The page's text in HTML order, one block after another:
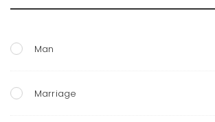
Man
Marriage